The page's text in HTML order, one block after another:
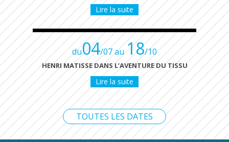
Lire la suite
du04/07 au18/10
HENRI MATISSE DANS L’AVENTURE DU TISSU
Lire la suite
TOUTES LES DATES